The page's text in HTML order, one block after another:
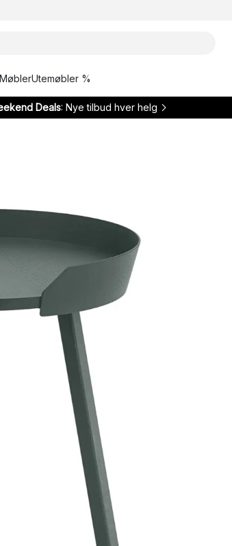
MøblerUtemøbler %
Deals: Nye tilbud hver helg